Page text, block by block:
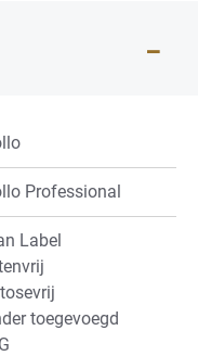
Professional
Label
toegevoegd